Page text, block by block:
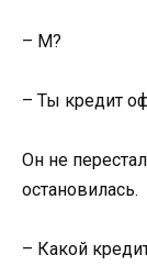
– М?
– Ты кредит
Он не
остановилась.
– Какой